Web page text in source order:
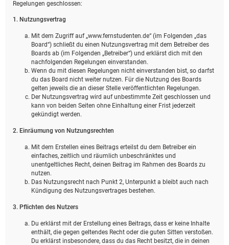
Regelungen geschlossen:
1. Nutzungsvertrag
Mit dem Zugriff auf „www.fernstudenten.de“ (im Folgenden „das
Board“) schließt du einen Nutzungsvertrag mit dem Betreiber des
Boards ab (im Folgenden „Betreiber“) und erklärst dich mit den
nachfolgenden Regelungen einverstanden.
Wenn du mit diesen Regelungen nicht einverstanden bist, so darfst
du das Board nicht weiter nutzen. Für die Nutzung des Boards
gelten jeweils die an dieser Stelle veröffentlichten Regelungen.
Der Nutzungsvertrag wird auf unbestimmte Zeit geschlossen und
kann von beiden Seiten ohne Einhaltung einer Frist jederzeit
gekündigt werden.
2. Einräumung von Nutzungsrechten
Mit dem Erstellen eines Beitrags erteilst du dem Betreiber ein
einfaches, zeitlich und räumlich unbeschränktes und
unentgeltliches Recht, deinen Beitrag im Rahmen des Boards zu
nutzen.
Das Nutzungsrecht nach Punkt 2, Unterpunkt a bleibt auch nach
Kündigung des Nutzungsvertrages bestehen.
3. Pflichten des Nutzers
Du erklärst mit der Erstellung eines Beitrags, dass er keine Inhalte
enthält, die gegen geltendes Recht oder die guten Sitten verstoßen.
Du erklärst insbesondere, dass du das Recht besitzt, die in deinen